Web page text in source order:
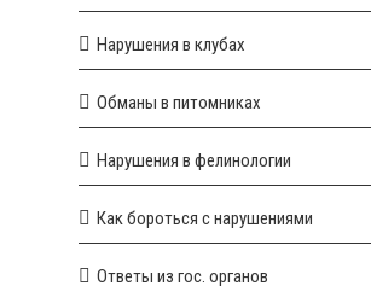
Нарушения в клубах
Обманы в питомниках
Нарушения в фелинологии
Как бороться с нарушениями
Ответы из гос. органов